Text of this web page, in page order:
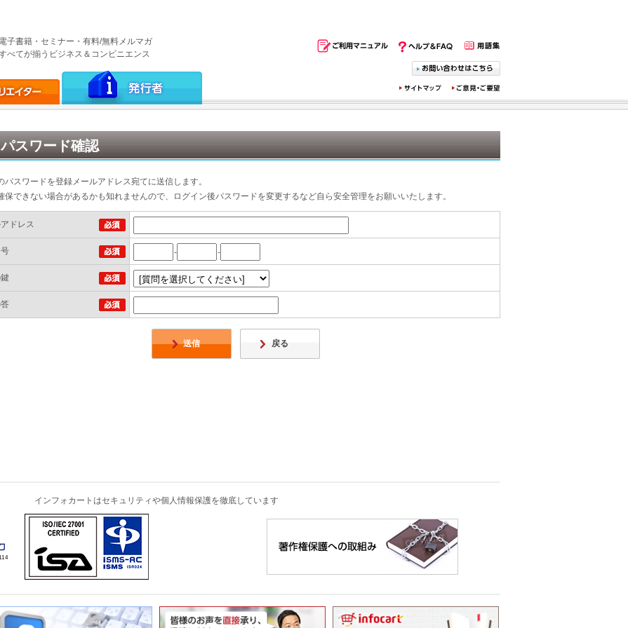
電子書籍・セミナー・有料/無料メルマガ
べてが揃うビジネス＆コンビニエンス
パスワード確認
パスワードを登録メールアドレス宛てに送信します。
保できない場合があるかも知れませんので、ログイン後パスワードを変更するなど自ら安全管理をお願いいたします。
ドレス
- -
送信 戻る
インフォカートはセキュリティや個人情報保護を徹底しています